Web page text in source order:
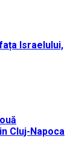
Israelului,
Cluj-Napoca